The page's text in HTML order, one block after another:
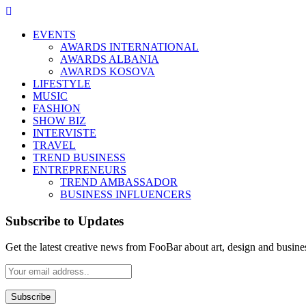
EVENTS
AWARDS INTERNATIONAL
AWARDS ALBANIA
AWARDS KOSOVA
LIFESTYLE
MUSIC
FASHION
SHOW BIZ
INTERVISTE
TRAVEL
TREND BUSINESS
ENTREPRENEURS
TREND AMBASSADOR
BUSINESS INFLUENCERS
Subscribe to Updates
Get the latest creative news from FooBar about art, design and